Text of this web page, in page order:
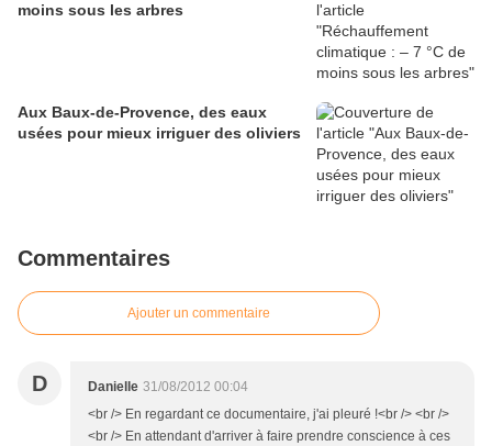
moins sous les arbres
Aux Baux-de-Provence, des eaux
usées pour mieux irriguer des oliviers
Commentaires
Ajouter un commentaire
D Danielle 31/08/2012 00:04
<br /> En regardant ce documentaire, j'ai pleuré !<br /> <br />
<br /> En attendant d'arriver à faire prendre conscience à ces